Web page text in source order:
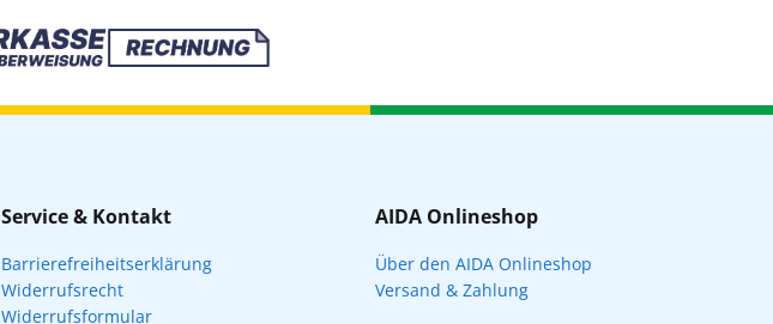
Service & Kontakt
Barrierefreiheitserklärung
Widerrufsrecht
Widerrufsformular
AIDA Onlineshop
Über den AIDA Onlineshop
Versand & Zahlung